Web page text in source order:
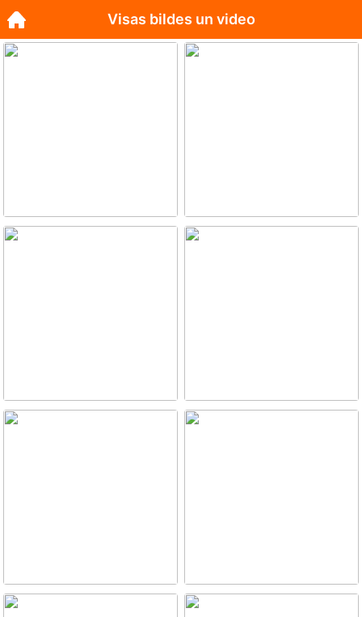
Visas bildes un video